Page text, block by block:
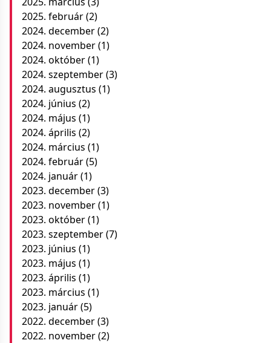
2025. február(2)
2024. december(2)
2024. november(1)
2024. október(1)
2024. szeptember(3)
2024. augusztus (1)
2024. június (2)
2024. május (1)
2024. április (2)
2024. március (1)
2024. február(5)
2024. január(1)
2023. december(3)
2023. november(1)
2023. október(1)
2023. szeptember(7)
2023. június (1)
2023. május (1)
2023. április (1)
2023. március (1)
2023. január(5)
2022. december(3)
2022. november(2)